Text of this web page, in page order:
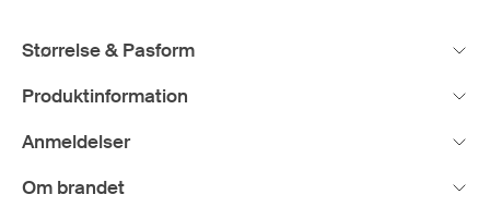
Størrelse & Pasform
Produktinformation
Anmeldelser
Om brandet